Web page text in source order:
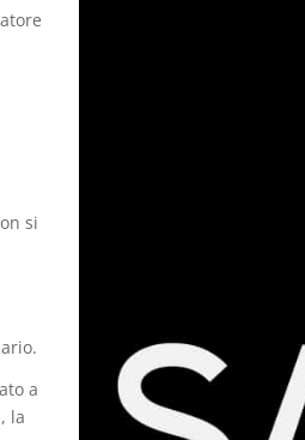
si
a
la